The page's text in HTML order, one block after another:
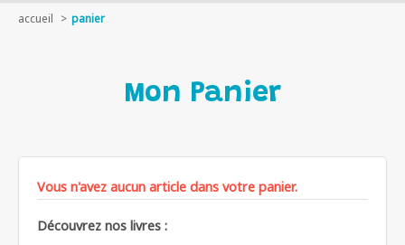
accueil panier
Mon Panier
Vous n'avez aucun article dans votre panier.
Découvrez nos livres :